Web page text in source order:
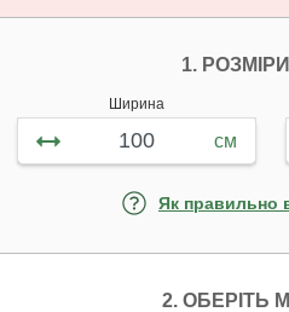
1.
Ширина
см
Як правильно
2. ОБЕРІТЬ